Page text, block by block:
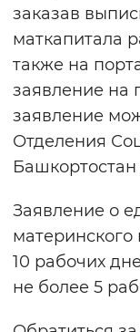
заказав
маткапитала
также на
заявление на
заявление
Отделения
Заявление о
материнского
10 рабочих
не более 5